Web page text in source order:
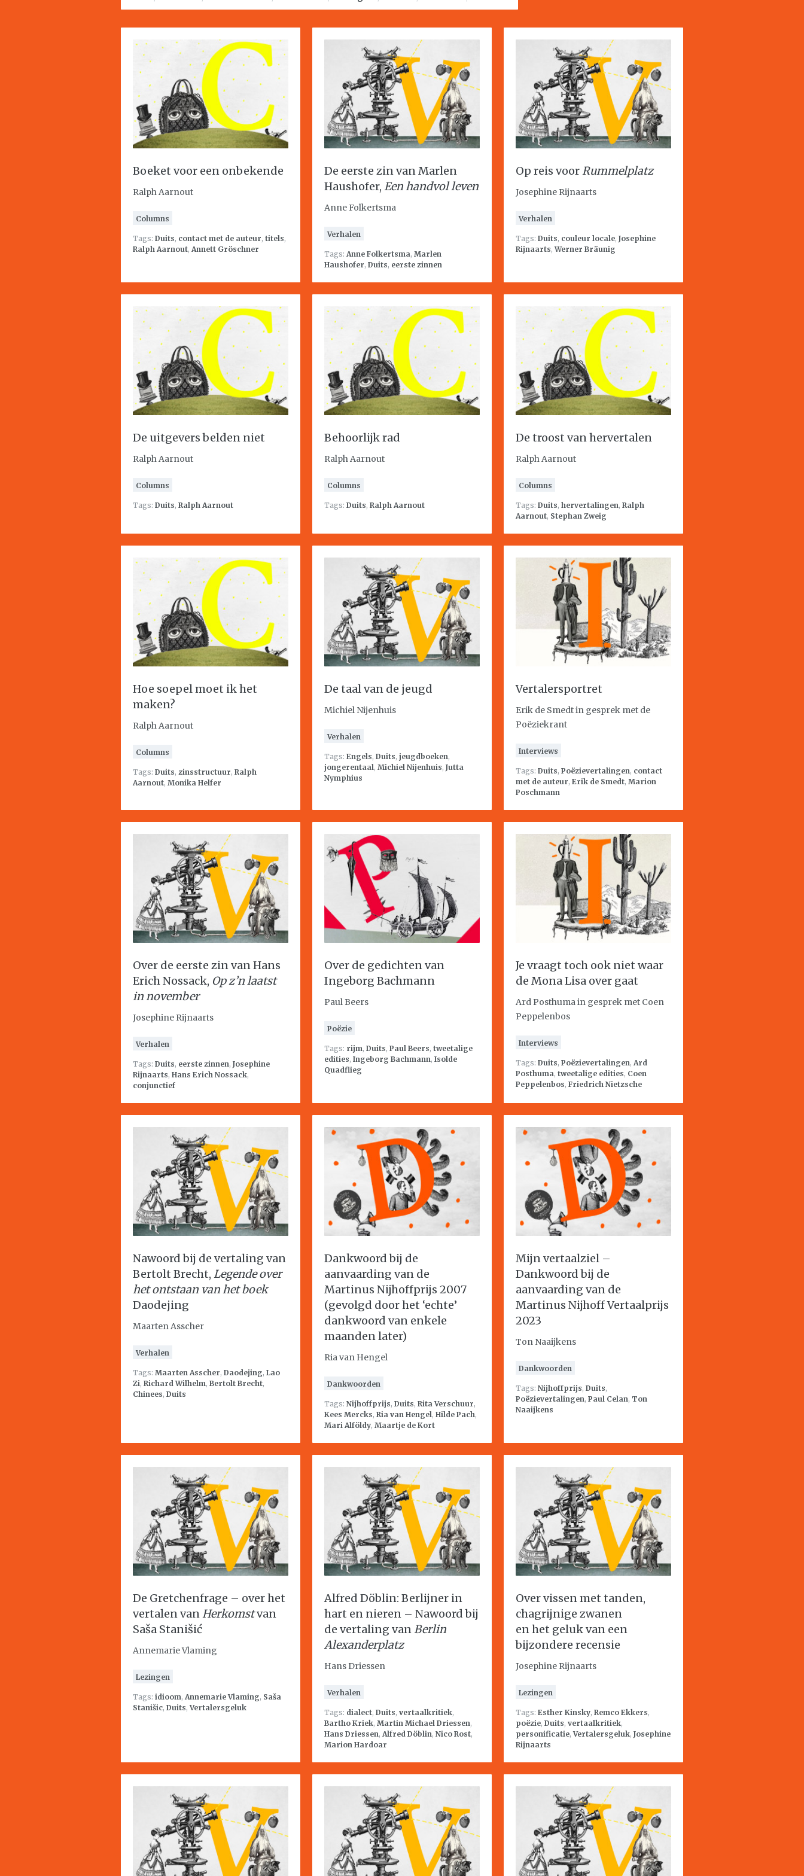
Boeket voor een onbekende
Ralph Aarnout
Columns
Tags: Duits, contact met de auteur, titels,
Ralph Aarnout, Annett Gröschner
De eerste zin van Marlen
Haushofer, Een handvol leven
Anne Folkertsma
Verhalen
Tags: Anne Folkertsma, Marlen
Haushofer, Duits, eerste zinnen
Op reis voorRummelplatz
Josephine Rijnaarts
Verhalen
Tags: Duits, couleur locale, Josephine
Rijnaarts,Werner Bräunig
De uitgevers belden niet
Ralph Aarnout
Columns
Tags: Duits, Ralph Aarnout
Behoorlijk rad
Ralph Aarnout
Columns
Tags: Duits, Ralph Aarnout
De troost van hervertalen
Ralph Aarnout
Columns
Tags: Duits, hervertalingen, Ralph
Aarnout, Stephan Zweig
Hoe soepel moet ik het
maken?
Ralph Aarnout
Columns
Tags: Duits, zinsstructuur, Ralph
Aarnout, Monika Helfer
De taal van de jeugd
Michiel Nijenhuis
Verhalen
Tags: Engels, Duits, jeugdboeken,
jongerentaal, Michiel Nijenhuis, Jutta
Nymphius
Vertalersportret
Erik de Smedt in gesprek met de
Poëziekrant
Interviews
Tags: Duits, Poëzievertalingen, contact
met de auteur, Erik de Smedt, Marion
Poschmann
Over de eerste zin van Hans
Erich Nossack, Op z’n laatst
in november
Josephine Rijnaarts
Verhalen
Tags: Duits, eerste zinnen, Josephine
Rijnaarts, Hans Erich Nossack,
conjunctief
Over de gedichten van
Ingeborg Bachmann
Paul Beers
Poëzie
Tags: rijm, Duits, Paul Beers, tweetalige
edities, Ingeborg Bachmann, Isolde
Quadflieg
Je vraagt toch ook niet waar
de Mona Lisa over gaat
Ard Posthuma in gesprek met Coen
Peppelenbos
Interviews
Tags: Duits, Poëzievertalingen, Ard
Posthuma, tweetalige edities, Coen
Peppelenbos, Friedrich Nietzsche
Nawoord bij de vertaling van
Bertolt Brecht, Legende over
het ontstaan van het boek
Daodejing
Maarten Asscher
Verhalen
Tags: Maarten Asscher, Daodejing, Lao
Zi, Richard Wilhelm, Bertolt Brecht,
Chinees, Duits
Dankwoord bij de
aanvaarding van de
Martinus Nijhoffprijs 2007
(gevolgd door het ‘echte’
dankwoord van enkele
maanden later)
Ria van Hengel
Dankwoorden
Tags: Nijhoffprijs, Duits, Rita Verschuur,
Kees Mercks, Ria van Hengel, Hilde Pach,
Mari Alföldy, Maartje de Kort
Mijn vertaalziel –
Dankwoord bij de
aanvaarding van de
Martinus Nijhoff Vertaalprijs
2023
Ton Naaijkens
Dankwoorden
Tags: Nijhoffprijs, Duits,
Poëzievertalingen, Paul Celan, Ton
Naaijkens
De Gretchenfrage – over het
vertalen vanHerkomstvan
Saša Stanišić
Annemarie Vlaming
Lezingen
Tags: idioom, Annemarie Vlaming, Saša
Stanišic, Duits,Vertalersgeluk
Alfred Döblin: Berlijner in
hart en nieren – Nawoord bij
de vertaling vanBerlin
Alexanderplatz
Hans Driessen
Verhalen
Tags: dialect, Duits, vertaalkritiek,
Bartho Kriek, Martin Michael Driessen,
Hans Driessen, Alfred Döblin, Nico Rost,
Marion Hardoar
Over vissen met tanden,
chagrijnige zwanen
en het geluk van een
bijzondere recensie
Josephine Rijnaarts
Lezingen
Tags: Esther Kinsky, Remco Ekkers,
poëzie, Duits, vertaalkritiek,
personificatie,Vertalersgeluk, Josephine
Rijnaarts